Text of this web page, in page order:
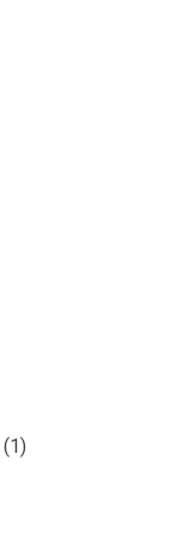
(1)